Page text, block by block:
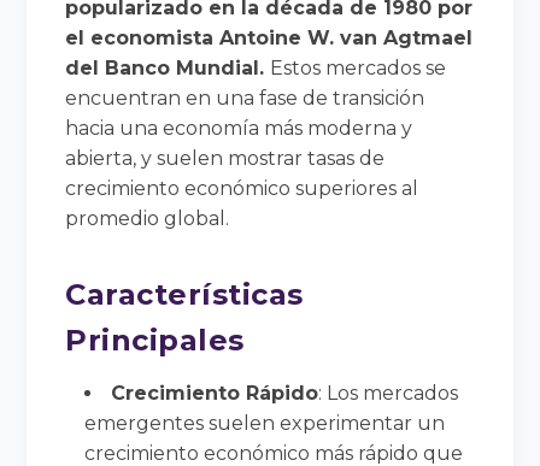
popularizado en la década de 1980 por
el economista Antoine W. van Agtmael
del Banco Mundial. Estos mercados se
encuentran en una fase de transición
hacia una economía más moderna y
abierta, y suelen mostrar tasas de
crecimiento económico superiores al
promedio global.
Características
Principales
Crecimiento Rápido: Los mercados
emergentes suelen experimentar un
crecimiento económico más rápido que